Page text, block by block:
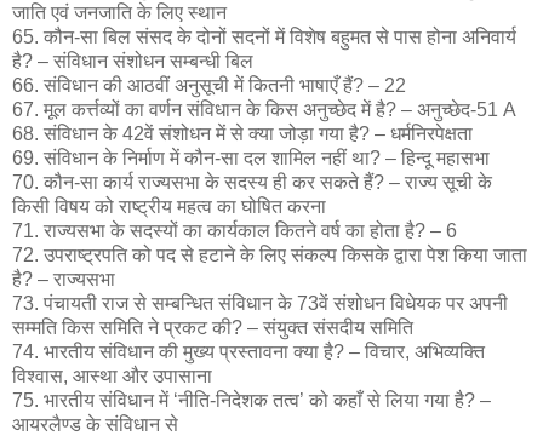
जाति एवं जनजाति के लिए स्थान
65. कौन-सा बिल संसद के दोनों सदनों में विशेष बहुमत से पास होना अनिवार्य
है? – संविधान संशोधन सम्बन्धी बिल
66. संविधान की आठवीं अनुसूची में कितनी भाषाएँ हैं? – 22
67. मूल कर्त्तव्यों का वर्णन संविधान के किस अनुच्छेद में है? – अनुच्छेद-51 A
68. संविधान के 42वें संशोधन में से क्या जोड़ा गया है? – धर्मनिरपेक्षता
69. संविधान के निर्माण में कौन-सा दल शामिल नहीं था? – हिन्दू महासभा
70. कौन-सा कार्य राज्यसभा के सदस्य ही कर सकते हैं? – राज्य सूची के
किसी विषय को राष्ट्रीय महत्व का घोषित करना
71. राज्यसभा के सदस्यों का कार्यकाल कितने वर्ष का होता है? – 6
72. उपराष्ट्रपति को पद से हटाने के लिए संकल्प किसके द्वारा पेश किया जाता
है? – राज्यसभा
73. पंचायती राज से सम्बन्धित संविधान के 73वें संशोधन विधेयक पर अपनी
सम्मति किस समिति ने प्रकट की? – संयुक्त संसदीय समिति
74. भारतीय संविधान की मुख्य प्रस्तावना क्या है? – विचार, अभिव्यक्ति
विश्वास, आस्था और उपासाना
75. भारतीय संविधान में ‘नीति-निदेशक तत्व’ को कहाँ से लिया गया है? –
आयरलैण्ड के संविधान से